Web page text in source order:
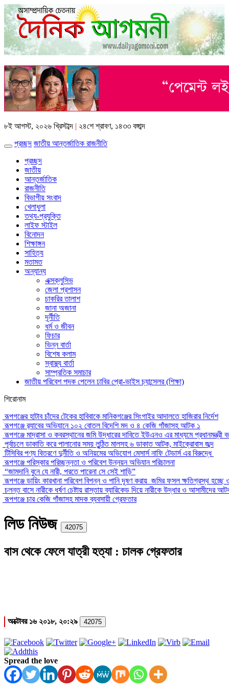
৮ই আগস্ট, ২০২৬ খ্রিস্টাব্দ | ২৪শে শ্রাবণ, ১৪৩৩ বঙ্গাব্দ
প্রচ্ছদ জাতীয় আন্তর্জাতিক রাজনীতি
প্রচ্ছদ
জাতীয়
আন্তর্জাতিক
রাজনীতি
বিভাগীয় সংবাদ
খেলাধুলা
তথ্য-প্রযুক্তি
লাইফ স্টাইল
বিনোদন
শিক্ষাঙ্গন
সাহিত্য
মতামত
অন্যান্য
এক্সক্লুসিভ
জেলা প্রশাসন
চাকরির তালাশ
জানা অজানা
দূর্নীতি
ধর্ম ও জীবন
ফিচার
ভিন্ন বার্তা
বিশেষ কলাম
স্বাস্থ্য বার্তা
সাম্প্রতিক সমাচার
জাতীয় পরিবেশ পদক পেলেন ঢাবির প্রো-ভাইস চ্যান্সেলর (শিক্ষা)
শিরোনাম
রূপগঞ্জের হাটাব চাঁদের টেকের হাবিবাকে মানিকগঞ্জের সিংগাইর আদালতে হাজিরার নির্দেশ
রূপগঞ্জে র‍্যাবের অভিযানে ১০২ বোতল বিদেশি মদ ও ৪ কেজি গাঁজাসহ আটক ১
রূপগঞ্জে মাদ্রাসা ও কবরস্থানের জমি উদ্ধারের দাবিতে ইউএনও এর মাধ্যমে প্রধানমন্ত্রী
পূর্বাচলে ডাকাতি করে পালানোর সময় লুন্ঠিত মালসহ ৬ ডাকাত আটক, মাইক্রোবাস জব্দ
টিসিবির পণ্য বিতরণে দুর্নীতি ও অনিয়মের অভিযোগ মেসার্স নাফি টেডার্স এর বিরুদ্ধে
রূপগঞ্জে পরিস্কার পরিচ্ছন্নতা ও পরিবেশ উন্নয়ন অভিযান পরিচালনা
“জামদানি বুনে যে নারী, পরতে পারেনা সে সেই শাড়ি”
রূপগঞ্জে ডায়িং কারখানা পরিবেশ বিপন্ন ও পানি দূষণ করায় জমির ফসল ক্ষতিগ্রস্থ হচ্ছে
চলন্ত বাসে নারীকে ধর্ষণ চেষ্টায় রাস্তায় ব্যারিকেড দিয়ে নারীকে উদ্ধার ও আসামীদের
রূপগঞ্জে চার কেজি গাঁজাসহ মাদক ব্যবসায়ী গ্রেফতার
লিড নিউজ 42075
বাস থেকে ফেলে যাত্রী হত্যা : চালক গ্রেফতার
অক্টোবর ১৬ ২০১৮, ২০:২৯ 42075
Spread the love